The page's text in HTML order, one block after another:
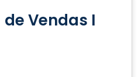
Vendas I